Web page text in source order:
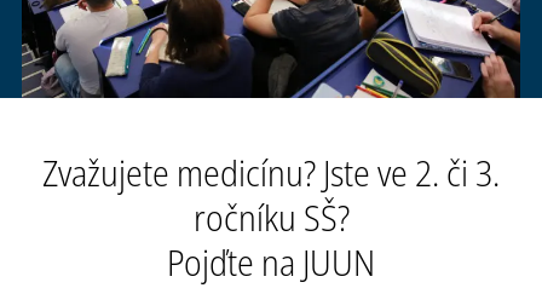
Zvažujete medicínu? Jste ve 2. či 3.
ročníku SŠ?
Pojďte na JUUN